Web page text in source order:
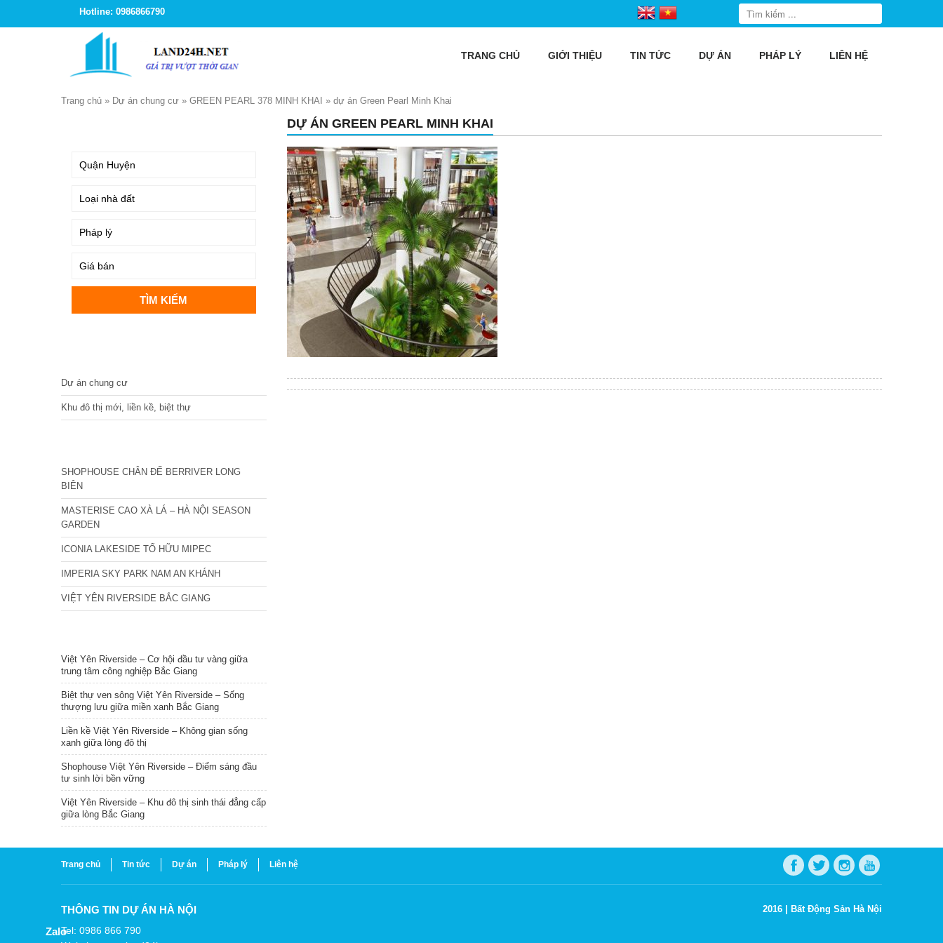
Hotline: 0986866790
TRANG CHỦ GIỚI THIỆU TIN TỨC DỰ ÁN PHÁP LÝ LIÊN HỆ
Trang chủ » Dự án chung cư » GREEN PEARL 378 MINH KHAI » dự án Green Pearl Minh Khai
DỰ ÁN GREEN PEARL MINH KHAI
Dự án chung cư
Khu đô thị mới, liền kề, biệt thự
SHOPHOUSE CHÂN ĐẾ BERRIVER LONG
BIÊN
MASTERISE CAO XÀ LÁ – HÀ NỘI SEASON
GARDEN
ICONIA LAKESIDE TỐ HỮU MIPEC
IMPERIA SKY PARK NAM AN KHÁNH
VIỆT YÊN RIVERSIDE BẮC GIANG
Việt Yên Riverside – Cơ hội đầu tư vàng giữa
trung tâm công nghiệp Bắc Giang
Biệt thự ven sông Việt Yên Riverside – Sống
thượng lưu giữa miền xanh Bắc Giang
Liền kề Việt Yên Riverside – Không gian sống
xanh giữa lòng đô thị
Shophouse Việt Yên Riverside – Điểm sáng đầu
tư sinh lời bền vững
Việt Yên Riverside – Khu đô thị sinh thái đẳng cấp
giữa lòng Bắc Giang
Trang chủ Tin tức Dự án Pháp lý Liên hệ
THÔNG TIN DỰ ÁN HÀ NỘI
Tel: 0986 866 790
2016 | Bất Động Sản Hà Nội
Zalo